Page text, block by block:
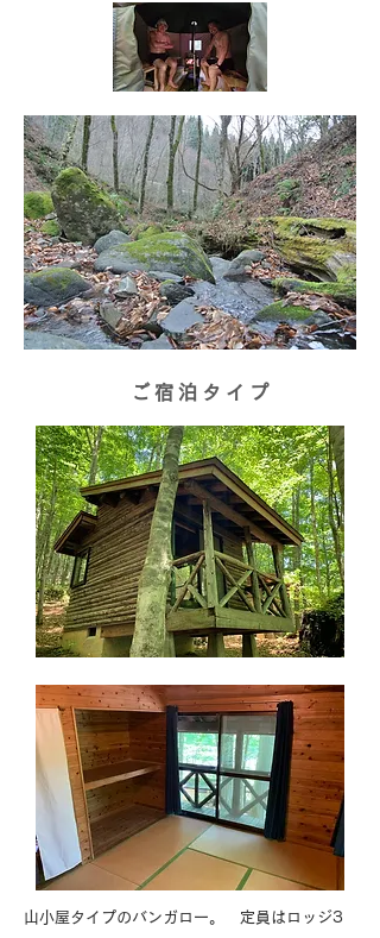
ご宿泊タイプ
山小屋タイプのバンガロー。 定員はロッジ3